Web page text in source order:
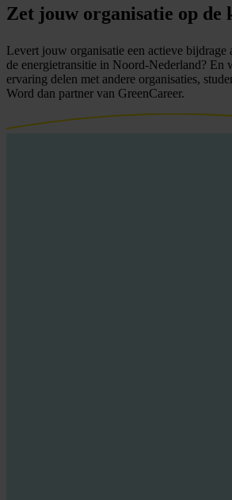
Zet jouw organisatie op de
Levert jouw organisatie een actieve bijdrage
de energietransitie in Noord-Nederland? En
ervaring delen met andere organisaties,
Word dan partner van GreenCareer.